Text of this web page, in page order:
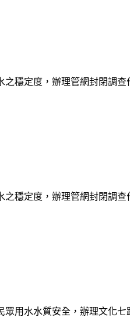
穩定度，辦理管網封閉調查
穩定度，辦理管網封閉調查
用水水質安全，辦理文化